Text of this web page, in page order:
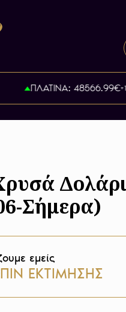
ΠΛΑΤΙΝΑ: 48566.99€
Σήμερα)
εμείς
ΕΚΤΙΜΗΣΗΣ